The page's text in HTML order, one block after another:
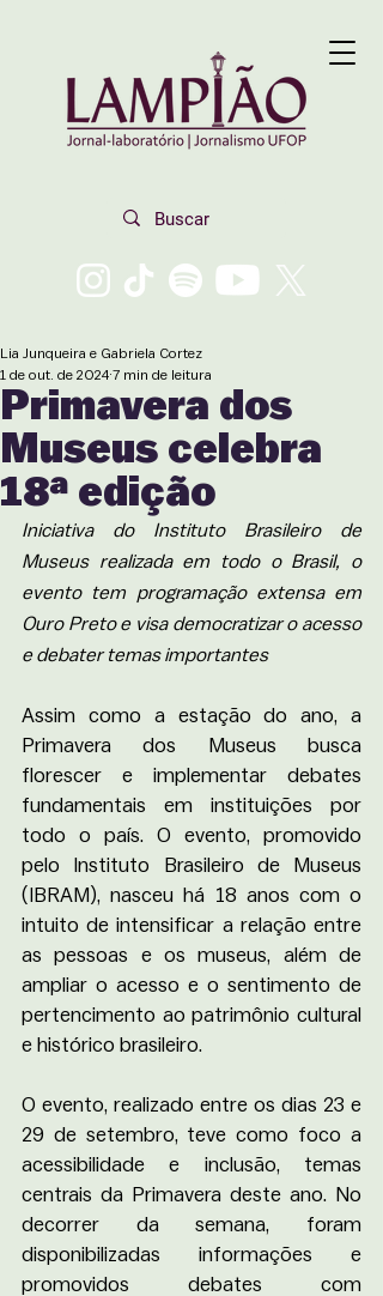
Primavera dos
Museus celebra
18ª edição
Lia Junqueira e Gabriela Cortez
1 de out. de 2024 7 min de leitura
Iniciativa do Instituto Brasileiro de
Museus realizada em todo o Brasil, o
evento tem programação extensa em
Ouro Preto e visa democratizar o acesso
e debater temas importantes
Assim como a estação do ano, a
Primavera dos Museus busca
florescer e implementar debates
fundamentais em instituições por
todo o país. O evento, promovido
pelo Instituto Brasileiro de Museus
(IBRAM), nasceu há 18 anos com o
intuito de intensificar a relação entre
as pessoas e os museus, além de
ampliar o acesso e o sentimento de
pertencimento ao patrimônio cultural
e histórico brasileiro.
O evento, realizado entre os dias 23 e
29 de setembro, teve como foco a
acessibilidade e inclusão, temas
centrais da Primavera deste ano. No
decorrer da semana, foram
disponibilizadas informações e
promovidos debates com